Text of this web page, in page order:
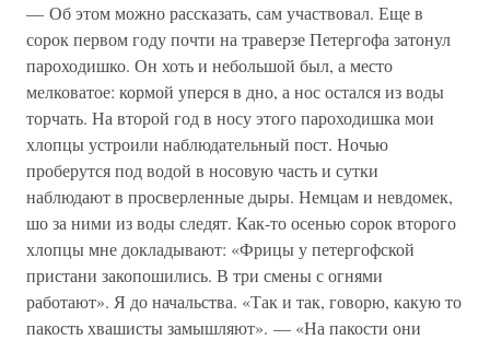
— Об этом можно рассказать, сам участвовал. Еще в
сорок первом году почти на траверзе Петергофа затонул
пароходишко. Он хоть и небольшой был, а место
мелковатое: кормой уперся в дно, а нос остался из воды
торчать. На второй год в носу этого пароходишка мои
хлопцы устроили наблюдательный пост. Ночью
проберутся под водой в носовую часть и сутки
наблюдают в просверленные дыры. Немцам и невдомек,
шо за ними из воды следят. Как-то осенью сорок второго
хлопцы мне докладывают: «Фрицы у петергофской
пристани закопошились. В три смены с огнями
работают». Я до начальства. «Так и так, говорю, какую то
пакость хвашисты замышляют». — «На пакости они